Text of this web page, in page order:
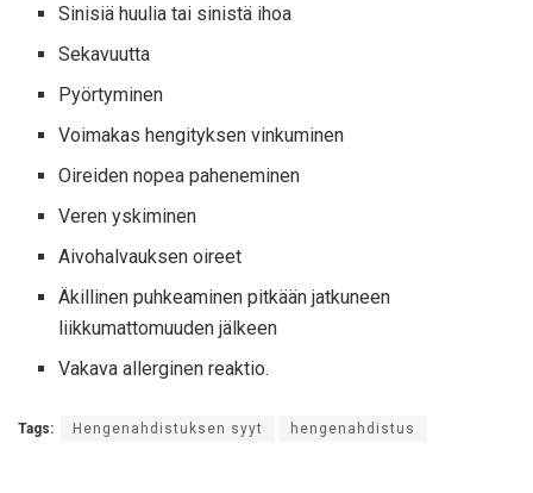
Sinisiä huulia tai sinistä ihoa
Sekavuutta
Pyörtyminen
Voimakas hengityksen vinkuminen
Oireiden nopea paheneminen
Veren yskiminen
Aivohalvauksen oireet
Äkillinen puhkeaminen pitkään jatkuneen
liikkumattomuuden jälkeen
Vakava allerginen reaktio.
Tags: Hengenahdistuksen syyt hengenahdistus